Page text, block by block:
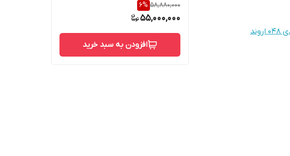
58,880,000
6%
55,000,000
افزودن به سبد خرید